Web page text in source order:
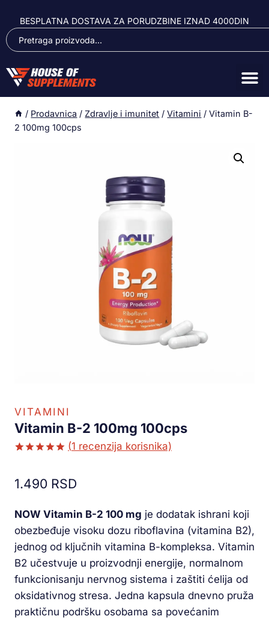
BESPLATNA DOSTAVA ZA PORUDZBINE IZNAD 4000DIN
/ Prodavnica / Zdravlje i imunitet / Vitamini / Vitamin B-
2 100mg 100cps
VITAMINI
Vitamin B-2 100mg 100cps
na osnovu
ocene
(1 recenzija korisnika)
1.490 RSD
NOW Vitamin B-2 100 mg je dodatak ishrani koji
obezbeđuje visoku dozu riboflavina (vitamina B2),
jednog od ključnih vitamina B-kompleksa. Vitamin
B2 učestvuje u proizvodnji energije, normalnom
funkcionisanju nervnog sistema i zaštiti ćelija od
oksidativnog stresa. Jedna kapsula dnevno pruža
praktičnu podršku osobama sa povećanim